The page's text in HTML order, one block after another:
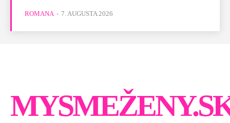
ROMANA - 7. AUGUSTA 2026